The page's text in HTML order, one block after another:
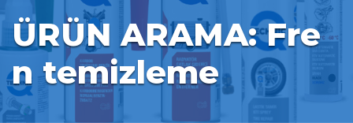
ÜRÜN ARAMA: Fre
n temizleme